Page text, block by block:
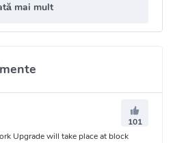
mai mult
101
Upgrade will take place at block